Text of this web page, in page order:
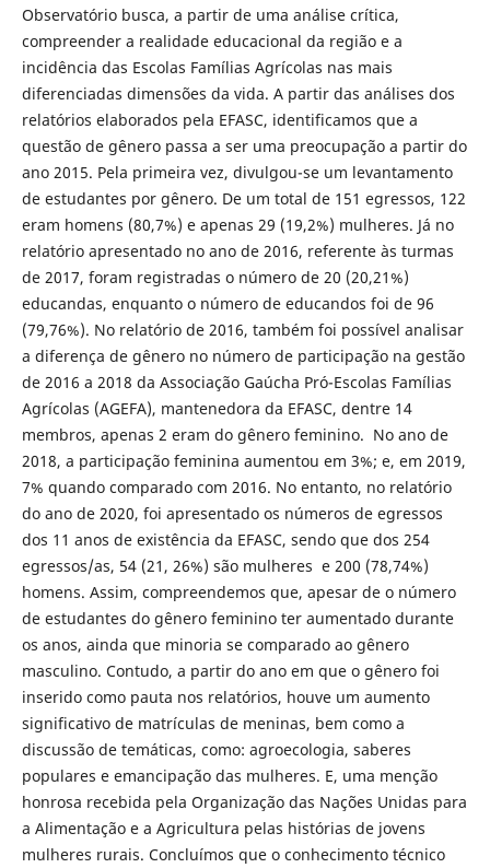
Observatório busca, a partir de uma análise crítica,
compreender a realidade educacional da região e a
incidência das Escolas Famílias Agrícolas nas mais
diferenciadas dimensões da vida. A partir das análises dos
relatórios elaborados pela EFASC, identificamos que a
questão de gênero passa a ser uma preocupação a partir do
ano 2015. Pela primeira vez, divulgou-se um levantamento
de estudantes por gênero. De um total de 151 egressos, 122
eram homens (80,7%) e apenas 29 (19,2%) mulheres. Já no
relatório apresentado no ano de 2016, referente às turmas
de 2017, foram registradas o número de 20 (20,21%)
educandas, enquanto o número de educandos foi de 96
(79,76%). No relatório de 2016, também foi possível analisar
a diferença de gênero no número de participação na gestão
de 2016 a 2018 da Associação Gaúcha Pró-Escolas Famílias
Agrícolas (AGEFA), mantenedora da EFASC, dentre 14
membros, apenas 2 eram do gênero feminino. No ano de
2018, a participação feminina aumentou em 3%; e, em 2019,
7% quando comparado com 2016. No entanto, no relatório
do ano de 2020, foi apresentado os números de egressos
dos 11 anos de existência da EFASC, sendo que dos 254
egressos/as, 54 (21, 26%) são mulheres e 200 (78,74%)
homens. Assim, compreendemos que, apesar de o número
de estudantes do gênero feminino ter aumentado durante
os anos, ainda que minoria se comparado ao gênero
masculino. Contudo, a partir do ano em que o gênero foi
inserido como pauta nos relatórios, houve um aumento
significativo de matrículas de meninas, bem como a
discussão de temáticas, como: agroecologia, saberes
populares e emancipação das mulheres. E, uma menção
honrosa recebida pela Organização das Nações Unidas para
a Alimentação e a Agricultura pelas histórias de jovens
mulheres rurais. Concluímos que o conhecimento técnico